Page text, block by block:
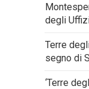
degli
Terre
segno di
‘Terre